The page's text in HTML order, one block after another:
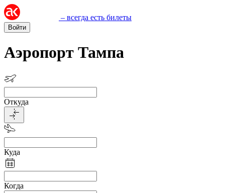
– всегда есть билеты
Войти
Аэропорт Тампа
Откуда
Куда
Когда